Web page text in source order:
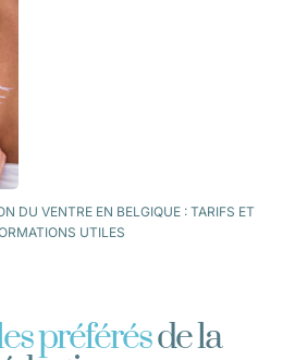
DU VENTRE EN BELGIQUE : TARIFS ET
UTILES
préférésde la